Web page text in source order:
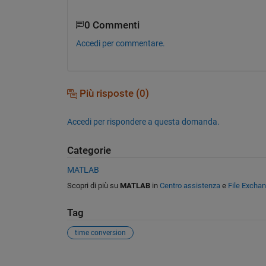
0 Commenti
Accedi per commentare.
Più risposte (0)
Accedi per rispondere a questa domanda.
Categorie
MATLAB
Scopri di più su MATLABin Centro assistenza e File
Tag
time conversion